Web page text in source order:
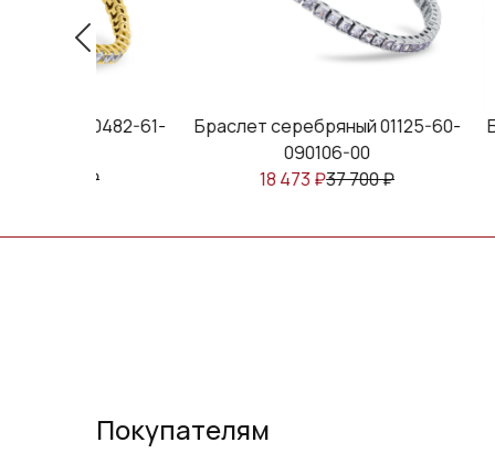
00482-61-
Браслет серебряный 01125-60-
090106-00
18 473₽37 700₽
Покупателям